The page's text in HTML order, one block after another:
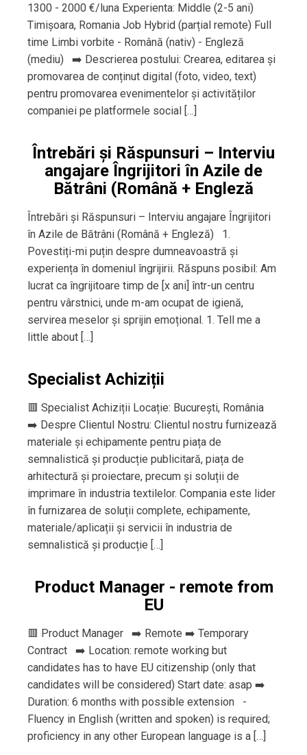
1300 - 2000 €/luna Experienta: Middle (2-5 ani)
Timișoara, Romania Job Hybrid (parțial remote) Full
time Limbi vorbite - Română (nativ) - Engleză
(mediu) ➡️ Descrierea postului: Crearea, editarea și
promovarea de conținut digital (foto, video, text)
pentru promovarea evenimentelor și activităților
companiei pe platformele social […]
Întrebări și Răspunsuri – Interviu
angajare Îngrijitori în Azile de
Bătrâni (Română + Engleză
Întrebări și Răspunsuri – Interviu angajare Îngrijitori
în Azile de Bătrâni (Română + Engleză) 1.
Povestiți-mi puțin despre dumneavoastră și
experiența în domeniul îngrijirii. Răspuns posibil: Am
lucrat ca îngrijitoare timp de [x ani] într-un centru
pentru vârstnici, unde m-am ocupat de igienă,
servirea meselor și sprijin emoțional. 1. Tell me a
little about […]
Specialist Achiziții
🟥 Specialist Achiziții Locație: București, România
➡️ Despre Clientul Nostru: Clientul nostru furnizează
materiale și echipamente pentru piața de
semnalistică și producție publicitară, piața de
arhitectură și proiectare, precum și soluții de
imprimare în industria textilelor. Compania este lider
în furnizarea de soluții complete, echipamente,
materiale/aplicații și servicii în industria de
semnalistică și producție […]
Product Manager - remote from
EU
🟥 Product Manager ➡️ Remote ➡️ Temporary
Contract ➡️ Location: remote working but
candidates has to have EU citizenship (only that
candidates will be considered) Start date: asap ➡️
Duration: 6 months with possible extension -
Fluency in English (written and spoken) is required;
proficiency in any other European language is a […]